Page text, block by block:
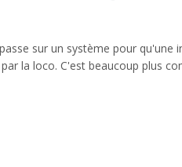
sur un système pour
la loco. C'est beaucoup plus